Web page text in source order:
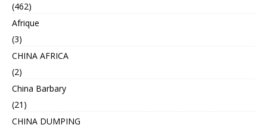
(462)
Afrique
(3)
CHINA AFRICA
(2)
China Barbary
(21)
CHINA DUMPING